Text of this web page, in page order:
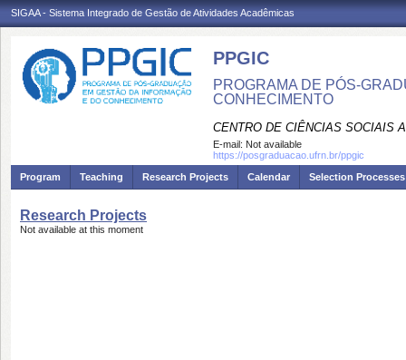
SIGAA - Sistema Integrado de Gestão de Atividades Acadêmicas
PPGIC
PROGRAMA DE PÓS-
CONHECIMENTO
CENTRO DE CIÊNCIAS SOCIAIS
E-mail: Not available
https://posgraduacao.ufrn.br/ppgic
Program
Teaching Research Projects Calendar Selection Processes
Research Projects
Not available at this moment